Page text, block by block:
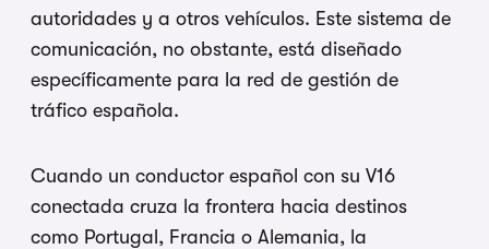
autoridades y a otros vehículos. Este sistema de
comunicación, no obstante, está diseñado
específicamente para la red de gestión de
tráfico española.
Cuando un conductor español con su V16
conectada cruza la frontera hacia destinos
como Portugal, Francia o Alemania, la